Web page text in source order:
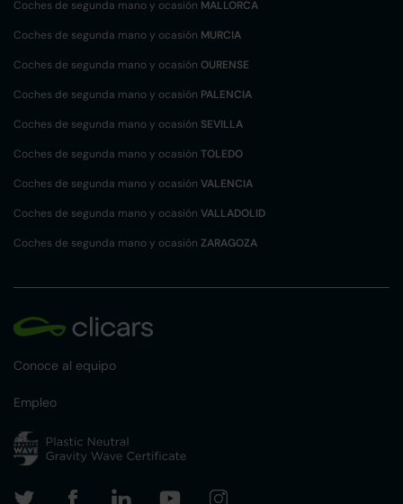
Coches de segunda mano y ocasión MALLORCA
Coches de segunda mano y ocasión MURCIA
Coches de segunda mano y ocasión OURENSE
Coches de segunda mano y ocasión PALENCIA
Coches de segunda mano y ocasión SEVILLA
Coches de segunda mano y ocasión TOLEDO
Coches de segunda mano y ocasión VALENCIA
Coches de segunda mano y ocasión VALLADOLID
Coches de segunda mano y ocasión ZARAGOZA
Conoce al equipo
Empleo